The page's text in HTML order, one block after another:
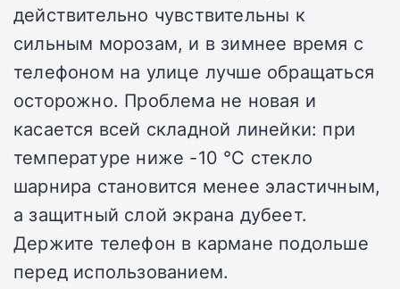
действительно чувствительны к
сильным морозам, и в зимнее время с
телефоном на улице лучше обращаться
осторожно. Проблема не новая и
касается всей складной линейки: при
температуре ниже -10 °C стекло
шарнира становится менее эластичным,
а защитный слой экрана дубеет.
Держите телефон в кармане подольше
перед использованием.